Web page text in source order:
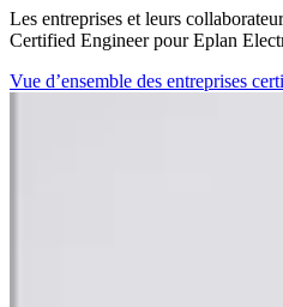
Les entreprises et leurs
Certified Engineer pour Eplan
Vue d’ensemble des entreprises